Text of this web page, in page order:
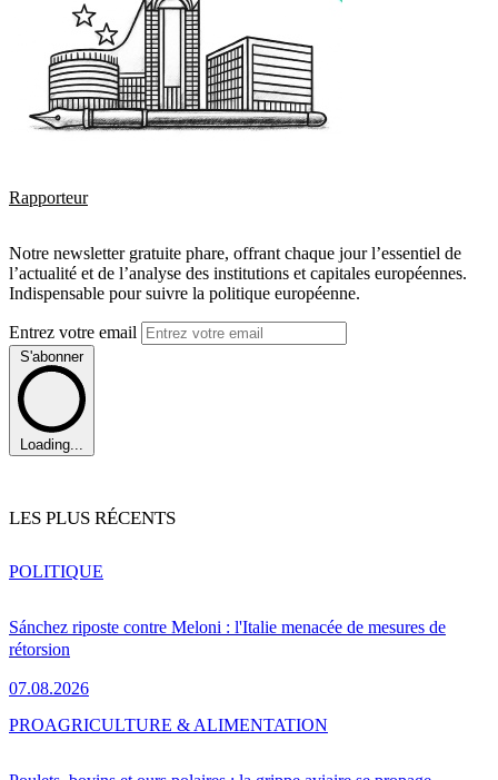
Rapporteur
Notre newsletter gratuite phare, offrant chaque jour l’essentiel de
l’actualité et de l’analyse des institutions et capitales européennes.
Indispensable pour suivre la politique européenne.
Entrez votre email
S'abonner
Loading...
LES PLUS RÉCENTS
Sánchez riposte contre Meloni : l'Italie menacée de mesures de
rétorsion
07.08.2026
POLITIQUE
PROAGRICULTURE & ALIMENTATION